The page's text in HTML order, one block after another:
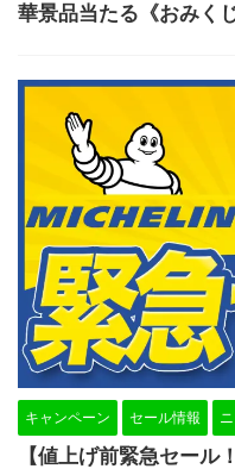
華景品当たる《おみく
キャンペーン セール情報
【値上げ前緊急セー